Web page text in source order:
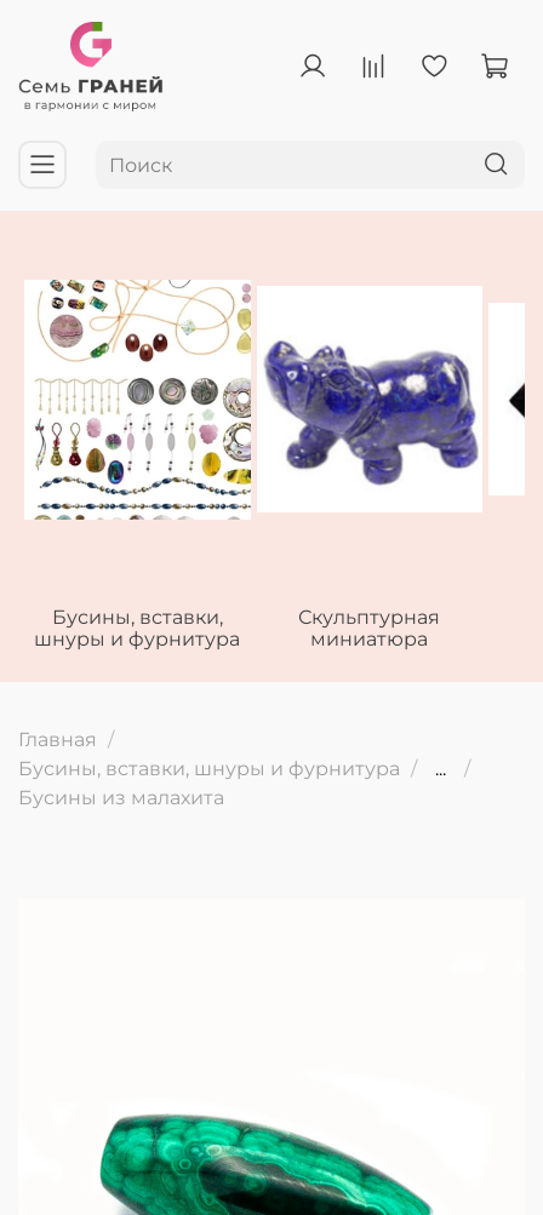
Бусины, вставки,
шнуры и фурнитура
Скульптурная
миниатюра
Главная
Бусины, вставки, шнуры и фурнитура
...
Бусины из малахита